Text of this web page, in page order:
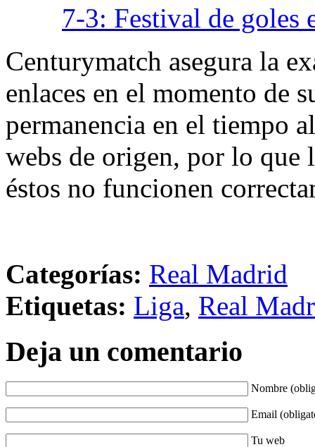
7-3: Festival de goles
Centurymatch asegura la
enlaces en el momento de
permanencia en el tiempo
webs de origen, por lo que
éstos no funcionen
Categorías: Real Madrid
Etiquetas: Liga, Real
Deja un comentario
Nombre
Email
Tu web